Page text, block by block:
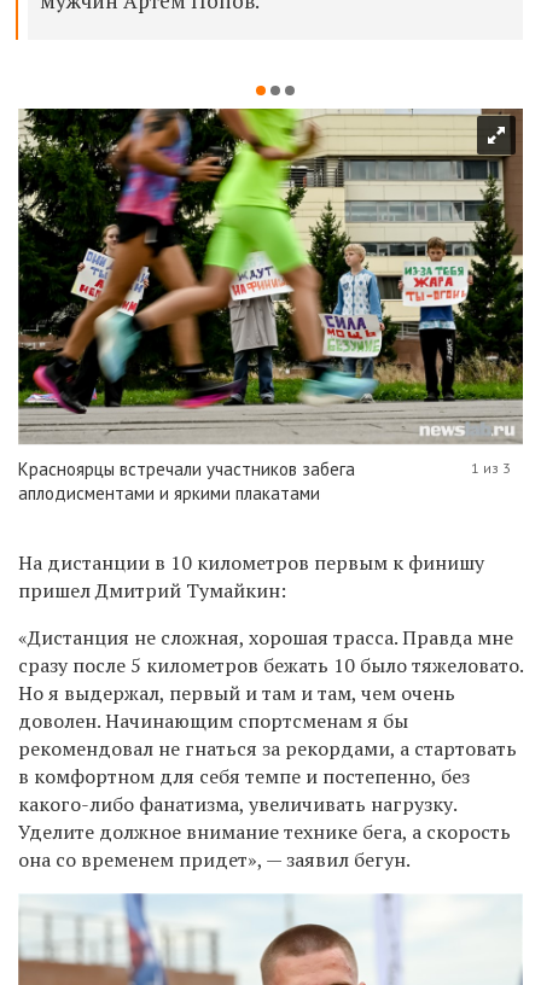
Красноярцы встречали участников забега
аплодисментами и яркими плакатами
1 из 3
На дистанции в 10 километров первым к финишу
пришел Дмитрий Тумайкин:
«Дистанция не сложная, хорошая трасса. Правда мне
сразу после 5 километров бежать 10 было тяжеловато.
Но я выдержал, первый и там и там, чем очень
доволен. Начинающим спортсменам я бы
рекомендовал не гнаться за рекордами, а стартовать
в комфортном для себя темпе и постепенно, без
какого-либо фанатизма, увеличивать нагрузку.
Уделите должное внимание технике бега, а скорость
она со временем придет», — заявил бегун.